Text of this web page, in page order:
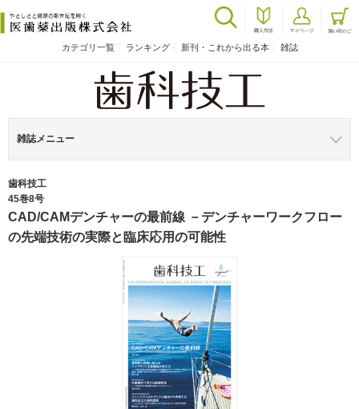
カテゴリ一覧 ランキング 新刊・これから出る本 雑誌
雑誌メニュー
歯科技工
45巻8号
CAD/CAMデンチャーの最前線 －デンチャーワークフロー
の先端技術の実際と臨床応用の可能性